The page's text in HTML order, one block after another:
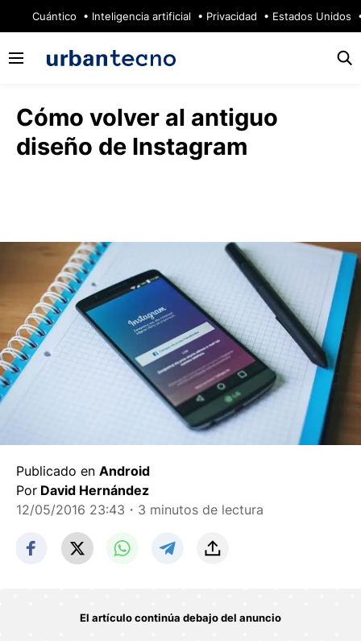
Cuántico Inteligencia artificial Privacidad Estados Unidos
Cómo volver al antiguo
diseño de Instagram
Publicado en Android
Por David Hernández
12/05/2016 23:43 ・3 minutos de lectura